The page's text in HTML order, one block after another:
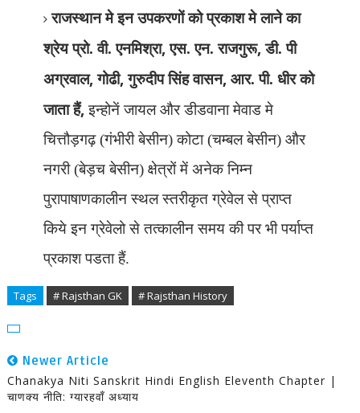
राजस्थान मे इन उपकरणों को प्रकाश मे लाने का
श्रेय प्रो. वी. एनमिश्रा,एस. एन. राजगुरू,डी. पी
अग्रवाल,गोढी,गुरुदीप सिंह वासन, आर. पी. धीर को
जाता हैं,इन्होनें जायल और डीडवाना मेवाड मे
चित्तौड़गढ़ (गंभीरी बेसीन) कोटा (चम्बल बेसीन) और
नगरी (बेड़च बेसीन) क्षेत्रों में अनेक निम्न
पुरापाषाणकालीन स्थल स्तरीकृत ग्रेवेल से प्राप्त
किये इन ग्रेवेलो से तत्कालीन समय की पर भी पर्याप्त
प्रकाश पडता हैं.
Tags # Rajsthan GK # Rajsthan History
Newer Article
Chanakya Niti Sanskrit Hindi English Eleventh Chapter |
चाणक्य नीति: ग्यारहवाँ अध्याय